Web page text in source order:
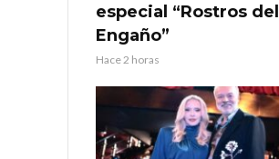
especial “Rostros del
Engaño”
Hace 2 horas